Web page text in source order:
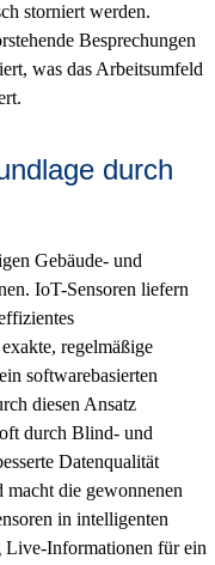
storniert werden.
Besprechungen
was das Arbeitsumfeld
durch
Gebäude- und
IoT-Sensoren liefern
regelmäßige
softwarebasierten
diesen Ansatz
durch Blind- und
Datenqualität
die gewonnenen
in intelligenten
Live-Informationen für ein